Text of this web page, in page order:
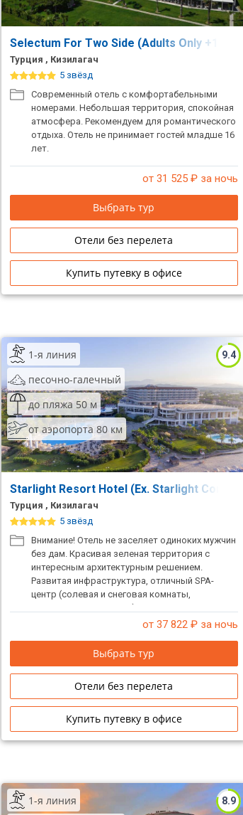
Resort)
Selectum For Two Side (Adults Only +16)
Турция , Кизилагач
5 звёзд
Современный отель с комфортабельными
номерами. Небольшая территория, спокойная
атмосфера. Рекомендуем для романтического
отдыха. Отель не принимает гостей младше 16
лет.
от 31 525₽ за ночь
Выбрать тур
Отели без перелета
Купить путевку в офисе
Spa)
9.4
1-я линия
песочно-галечный
до пляжа 50 м
от аэропорта 80 км
Starlight Resort Hotel (Ex. Starlight
Турция , Кизилагач
5 звёзд
Внимание! Отель не заселяет одиноких мужчин
без дам. Красивая зеленая территория с
интересным архитектурным решением.
Развитая инфраструктура, отличный SPA-
центр (солевая и снеговая комнаты,
различные программы). На территории отеля
создана пещера со звездным небом, в
Отличное питание. Отель высокого уровня для
спокойного отдыха взрослых. Открыт
современный конгресс-центр. Популярен как
отель для проведения конференций. Гости
могут бесплатно пользоваться всеми
услугами Sunrise Park Resort & SPA.
от 37 822₽ за ночь
Выбрать тур
Отели без перелета
Купить путевку в офисе
8.9
1-я линия